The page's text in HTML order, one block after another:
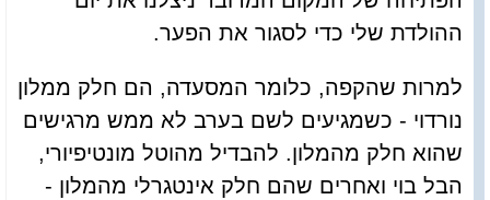
ההולדת שלי כדי לסגור את הפער.
למרות שהקפה, כלומר המסעדה, הם חלק ממלון
נורדוי - כשמגיעים לשם בערב לא ממש מרגישים
שהוא חלק מהמלון. להבדיל מהוטל מונטיפיורי,
הבל בוי ואחרים שהם חלק אינטגרלי מהמלון -